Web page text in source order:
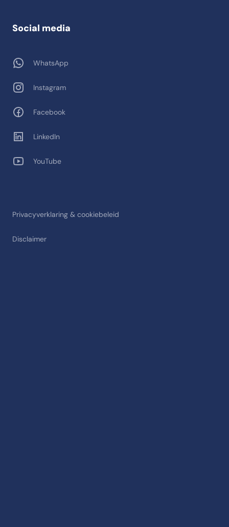
Privacyverklaring & cookiebeleid
Disclaimer
Social media
WhatsApp
Instagram
Facebook
LinkedIn
YouTube